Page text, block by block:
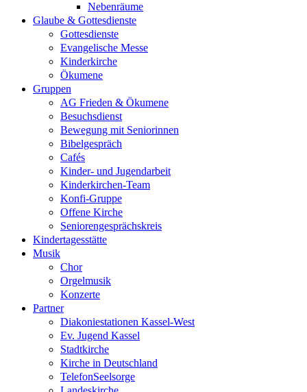
Nebenräume
Glaube & Gottesdienste
Gottesdienste
Evangelische Messe
Kinderkirche
Ökumene
Gruppen
AG Frieden & Ökumene
Besuchsdienst
Bewegung mit Seniorinnen
Bibelgespräch
Cafés
Kinder- und Jugendarbeit
Kinderkirchen-Team
Konfi-Gruppe
Offene Kirche
Seniorengesprächskreis
Kindertagesstätte
Musik
Chor
Orgelmusik
Konzerte
Partner
Diakoniestationen Kassel-West
Ev. Jugend Kassel
Stadtkirche
Kirche in Deutschland
TelefonSeelsorge